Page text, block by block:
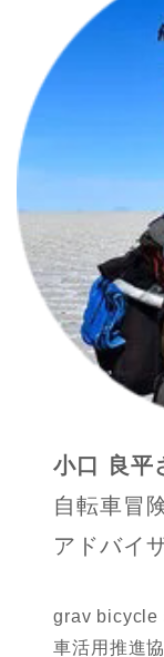
小口 良平
自転車冒
アドバイ
grav bicycle
車活用推進